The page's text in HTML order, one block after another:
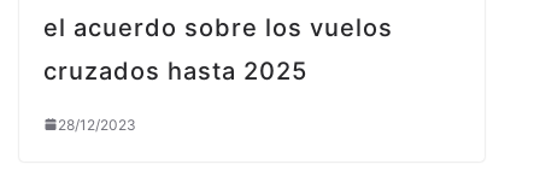
el acuerdo sobre los vuelos
cruzados hasta 2025
28/12/2023